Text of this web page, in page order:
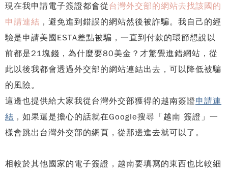
現在我申請電子簽證都會從台灣外交部的網站去找該國的
申請連結 ，避免進到錯誤的網站然後被詐騙。我自己的經
驗是申請美國ESTA差點被騙，一直到付款的環節想說以
前都是21塊錢，為什麼要80美金？才驚覺進錯網站，從
此以後我都會透過外交部的網站連結出去，可以降低被騙
的風險。
這邊也提供給大家我從台灣外交部獲得的越南簽證申請連
結 ，如果還是擔心的話就在Google搜尋「越南 簽證」一
樣會跳出台灣外交部的網頁，從那邊進去就可以了。
相較於其他國家的電子簽證，越南要填寫的東西也比較細